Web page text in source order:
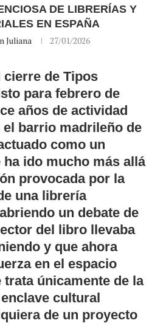
DE LIBRERÍAS Y
EN ESPAÑA
Juliana 27/01/2026
cierre de Tipos
para febrero de
años de actividad
el barrio madrileño de
como un
ha ido mucho más allá
provocada por la
una librería
un debate de
del libro llevaba
y que ahora
en el espacio
trata únicamente de la
cultural
de un proyecto